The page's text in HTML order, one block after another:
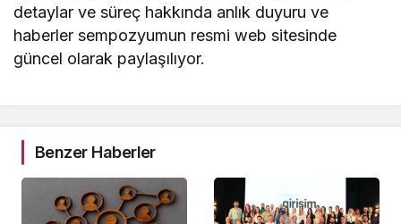
detaylar ve süreç hakkında anlık duyuru ve
haberler sempozyumun resmi web sitesinde
güncel olarak paylaşılıyor.
Benzer Haberler